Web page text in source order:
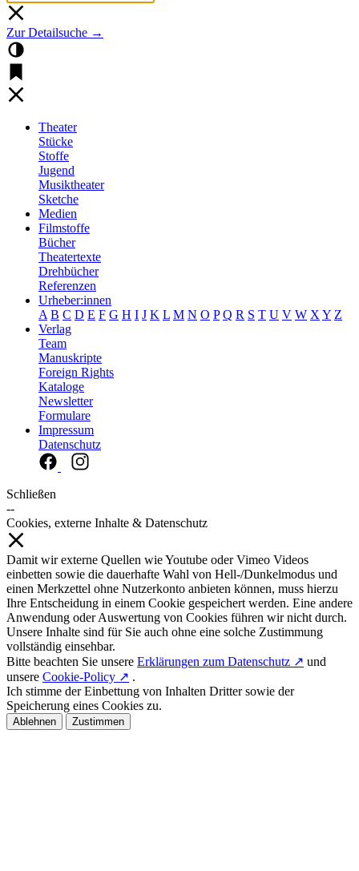
Zur Detailsuche →
Theater
Stücke
Stoffe
Jugend
Musiktheater
Sketche
Medien
Filmstoffe
Bücher
Theatertexte
Drehbücher
Referenzen
Urheber:innen
A B C D E F G H I J K L M N O P Q R S T U V W X Y Z
Verlag
Team
Manuskripte
Foreign Rights
Kataloge
Newsletter
Formulare
Impressum
Datenschutz
Schließen
--
Cookies, externe Inhalte & Datenschutz
Damit wir externe Quellen wie Youtube oder Vimeo Videos
einbetten sowie die dauerhafte Wahl von Hell-/Dunkelmodus und
einen Merkzettel ohne Nutzerkonto anbieten können, muss hierzu
Ihre Entscheidung in einem Cookie gespeichert werden. Eine andere
Anwendung oder Auswertung von Cookies führen wir nicht durch.
Unsere Inhalte sind für Sie auch ohne eine solche Zustimmung
vollständig einsehbar.
Bitte beachten Sie unsere Erklärungen zum Datenschutz ↗ und
unsere Cookie-Policy ↗ .
Ich stimme der Einbettung von Inhalten Dritter sowie der
Speicherung eines Cookies zu.
Ablehnen Zustimmen